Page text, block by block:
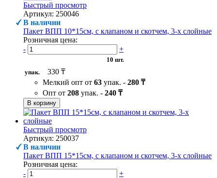
Быстрый просмотр
Артикул: 250046
В наличии
Пакет ВПП 10*15см, с клапаном и скотчем, 3-х слойные
Розничная цена:
-
+
10 шт.
упак.
330 ₸
Мелкий опт от 63 упак. - 280 ₸
Опт от 208 упак. - 240 ₸
В корзину
Быстрый просмотр
Артикул: 250037
В наличии
Пакет ВПП 15*15см, с клапаном и скотчем, 3-х слойные
Розничная цена:
-
+